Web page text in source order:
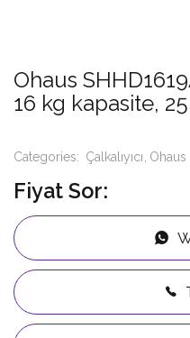
Ohaus
16 kg kapasite,
Categories: Çalkalıyıcı Ohaus
Fiyat Sor: